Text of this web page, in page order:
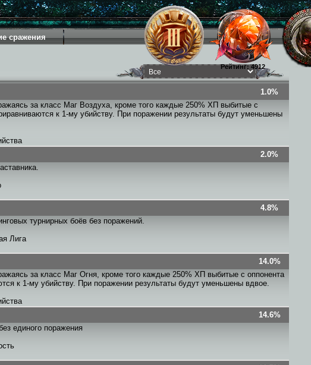
Рейтинг: 4912
сражения
1.0%
за класс Маг Воздуха, кроме того каждые 250% ХП выбитые с
к 1-му убийству. При поражении результаты будут уменьшены
2.0%
4.8%
турнирных боёв без поражений.
Лига
14.0%
за класс Маг Огня, кроме того каждые 250% ХП выбитые с оппонента
к 1-му убийству. При поражении результаты будут уменьшены вдвое.
14.6%
единого поражения